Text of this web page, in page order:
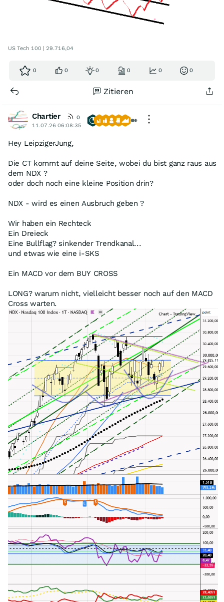
US Tech 100 | 29.716,04
0 0 0 0 0 0
Zitieren
Chartier
0
11.07.26 06:08:35
Hey LeipzigerJung,
Die CT kommt auf deine Seite, wobei du bist ganz raus aus
dem NDX ?
oder doch noch eine kleine Position drin?
NDX - wird es einen Ausbruch geben ?
Wir haben ein Rechteck
Ein Dreieck
Eine Bullflag? sinkender Trendkanal...
und etwas wie eine i-SKS
Ein MACD vor dem BUY CROSS
LONG? warum nicht, vielleicht besser noch auf den MACD
Cross warten.